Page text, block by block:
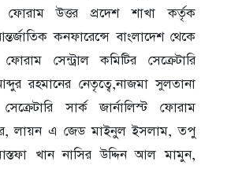
ফোরাম উত্তর প্রদেশ শাখা কর্তৃক
কনফারেন্সে বাংলাদেশ থেকে
ফোরাম সেন্ট্রাল কমিটির সেক্রেটারি
রহমানের নেতৃত্বে,নাজমা সুলতানা
সার্ক জার্নালিস্ট ফোরাম
লায়ন এ জেড মাইনুল ইসলাম, তপু
খান নাসির উদ্দিন আল মামুন,